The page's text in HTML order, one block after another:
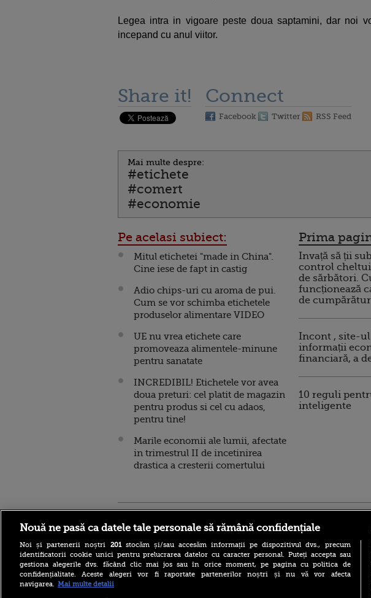
Legea intra in vigoare peste doua saptamini, dar noi
incepand cu anul viitor.
Share it! Connect
Facebook Twitter RSS Feed
Mai multe despre:
#etichete
#comert
#economie
Pe acelasi subiect:
Mitul etichetei "made in China".
Cine iese de fapt in castig
Adio chips-uri cu aroma de pui.
Cum se vor schimba etichetele
produselor alimentare VIDEO
UE nu vrea etichete care
promoveaza alimentele-minune
pentru sanatate
INCREDIBIL! Etichetele vor avea
doua preturi: cel platit de magazin
pentru produs si cel cu adaos,
pentru tine!
Marile economii ale lumii, afectate
in trimestrul II de incetinirea
drastica a cresterii comertului
Prima
Invață să ții sub
control
de sărbători.
funcționează
de
Incont , site-ul
informații
financiară, a
10 reguli
inteligente
Nouă ne pasă ca datele tale personale să rămână confidențiale
Noi și partenerii noștri 201stocăm și/sau accesăm informații pe dispozitivul dvs., precum
identificatorii cookie unici pentru prelucrarea datelor cu caracter personal. Puteți accepta sau
gestiona alegerile dvs. făcând clic mai jos sau în orice moment, pe pagina cu politica de
confidențialitate. Aceste alegeri vor fi raportate partenerilor noștri și nu vă vor afecta
navigarea. Mai multe detalii